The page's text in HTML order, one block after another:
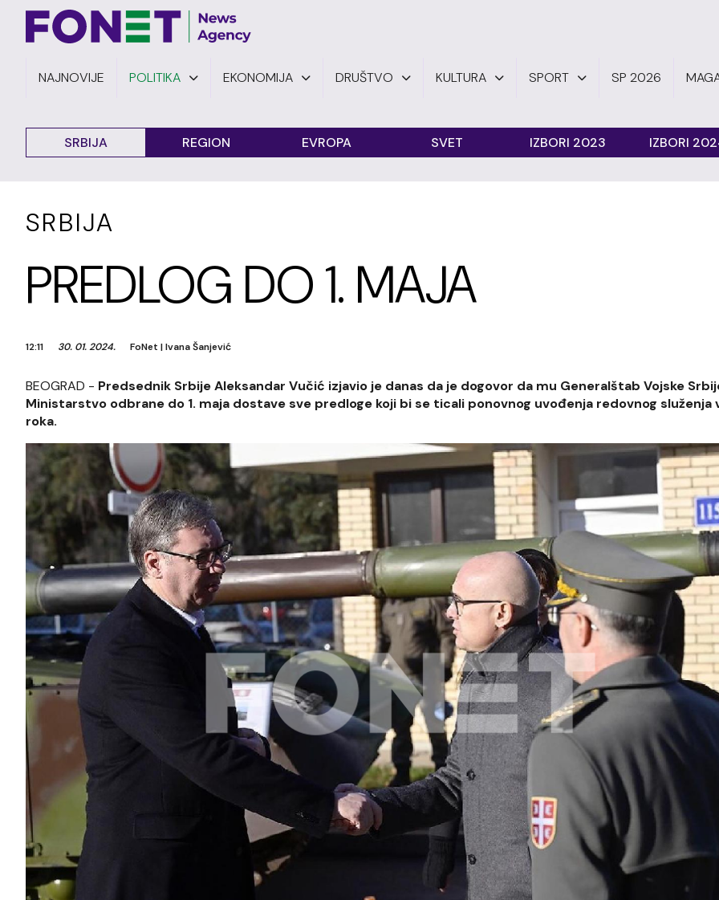
NAJNOVIJE POLITIKA EKONOMIJA DRUŠTVO KULTURA SPORT SP 2026
SRBIJA REGION EVROPA SVET IZBORI 2023 IZBORI
SRBIJA
PREDLOG DO 1. MAJA
12:11 30. 01. 2024. FoNet |Ivana Šanjević
BEOGRAD - Predsednik Srbije Aleksandar Vučić izjavio je danas da je dogovor da mu Generalštab Vojske
Ministarstvo odbrane do 1. maja dostave sve predloge koji bi se ticali ponovnog uvođenja redovnog služenja
roka.